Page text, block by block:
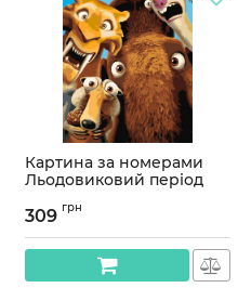
Картина за номерами
Льодовиковий період
Артикул:
309 грн